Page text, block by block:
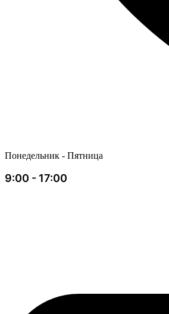
Понедельник - Пятница
9:00 - 17:00